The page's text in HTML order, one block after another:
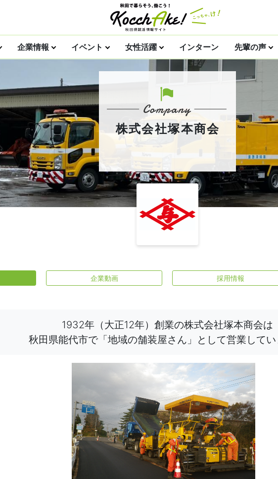
企業情報 イベント 女性活躍 インターン 先輩の声
株式会社塚本商会
企業動画 採用情報
1932年（大正12年）創業の株式会社塚本商会は
秋田県能代市で「地域の舗装屋さん」として営業して